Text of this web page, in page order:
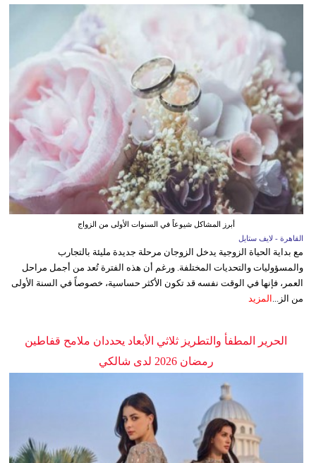
أبرز المشاكل شيوعاً في السنوات الأولى من الزواج
القاهرة - لايف ستايل
مع بداية الحياة الزوجية يدخل الزوجان مرحلة جديدة مليئة بالتجارب
والمسؤوليات والتحديات المختلفة. ورغم أن هذه الفترة تُعد من أجمل مراحل
العمر، فإنها في الوقت نفسه قد تكون الأكثر حساسية، خصوصاً في السنة الأولى
من الز...
المزيد
الحرير المطفأ والتطريز ثلاثي الأبعاد يحددان ملامح قفاطين
رمضان 2026 لدى شالكي